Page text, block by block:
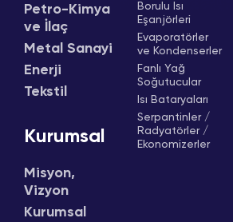
Petro-Kimya
ve İlaç
Metal Sanayi
Enerji
Tekstil
Kurumsal
Misyon,
Vizyon
Kurumsal
Borulu Isı
Eşanjörleri
Evaporatörler
ve Kondenserler
Fanlı Yağ
Soğutucular
Isı Bataryaları
Serpantinler /
Radyatörler /
Ekonomizerler